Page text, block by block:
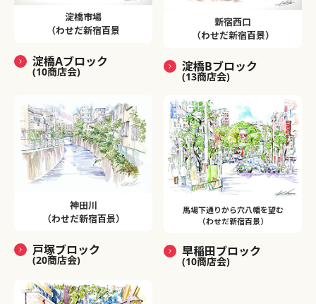
淀橋市場
（わせだ新宿百景
淀橋Aブロック
(10商店会)
新宿西口
（わせだ新宿百景）
淀橋Bブロック
(13商店会)
神田川
（わせだ新宿百景）
戸塚ブロック
(20商店会)
馬場下通りから穴八幡を望む
（わせだ新宿百景）
早稲田ブロック
(10商店会)